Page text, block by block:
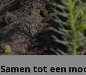
Samen tot een